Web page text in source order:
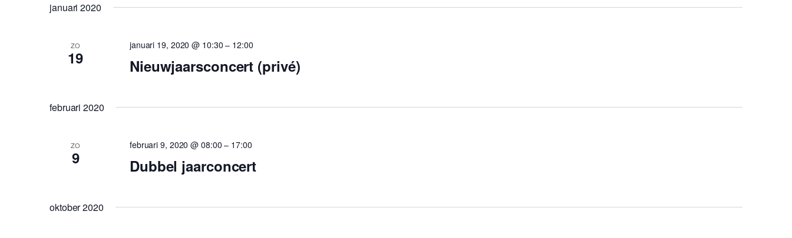
januari 2020
ZO
19
januari 19, 2020 @ 10:30 – 12:00
Nieuwjaarsconcert (privé)
februari 2020
ZO
9
februari 9, 2020 @ 08:00 – 17:00
Dubbel jaarconcert
oktober 2020